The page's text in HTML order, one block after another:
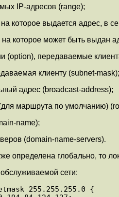
IP-адресов (range);
которое выдается адрес, в
которое может быть выдан
(option), передаваемые
клиенту (subnet-mask);
адрес (broadcast-address);
маршрута по умолчанию)
name);
(domain-name-servers).
определена глобально, то
сети:
255.255.255.0 {